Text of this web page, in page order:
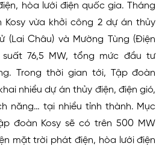
hòa lưới điện quốc gia. Tháng
Kosy vừa khởi công 2 dự án thủy
(Lai Châu) và Mường Tùng (Điện
76,5 MW, tổng mức đầu tư
Trong thời gian tới, Tập đoàn
nhiều dự án thủy điện, điện gió,
năng… tại nhiều tỉnh thành. Mục
đoàn Kosy sẽ có trên 500 MW
mặt trời phát điện, hòa lưới điện